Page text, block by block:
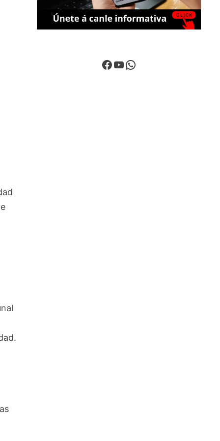
Facebook
YouTube
WhatsApp